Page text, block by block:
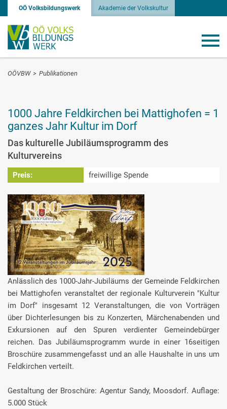
OÖ Volksbildungswerk Akademie der Volkskultur
OÖVBW > Publikationen
1000 Jahre Feldkirchen bei Mattighofen = 1
ganzes Jahr Kultur im Dorf
Das kulturelle Jubiläumsprogramm des
Kulturvereins
Preis: freiwillige Spende
Anlässlich des 1000-Jahr-Jubiläums der Gemeinde Feldkirchen
bei Mattighofen veranstaltet der regionale Kulturverein "Kultur
im Dorf" insgesamt 12 Veranstaltungen, die von Vorträgen
über Dichterlesungen bis zu Konzerten, Märchenabenden und
Exkursionen auf den Spuren verdienter Gemeindebürger
reichen. Das Jubiläumsprogramm wurde in einer 16seitigen
Broschüre zusammengefasst und an alle Haushalte in uns um
Feldkirchen verteilt.
Gestaltung der Broschüre: Agentur Sandy, Moosdorf. Auflage:
5.000 Stück